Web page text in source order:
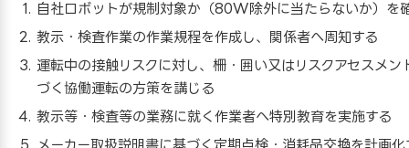
自社ロボットが規制対象か（80W除外に当たらないか）を
教示・検査作業の作業規程を作成し、関係者へ周知する
運転中の接触リスクに対し、柵・囲い又はリスクアセスメン
づく協働運転の方策を講じる
教示等・検査等の業務に就く作業者へ特別教育を実施する
メーカー取扱説明書に基づく定期点検・消耗品交換を計画化